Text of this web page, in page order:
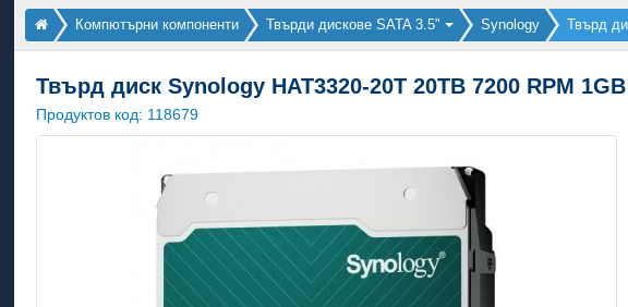
Компютърни компоненти Твърди дискове SATA 3.5" Synology Твърд
Твърд диск Synology HAT3320-20T 20TB 7200 RPM 1GB
Продуктов код: 118679